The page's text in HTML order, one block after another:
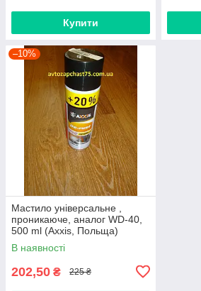
Купити
–10%
Мастило універсальне ,
проникаюче, аналог WD-40,
500 ml (Axxis, Польща)
В наявності
202,50 ₴ 225 ₴